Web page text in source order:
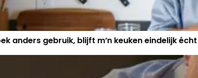
anders gebruik, blijft m’n keuken eindelijk